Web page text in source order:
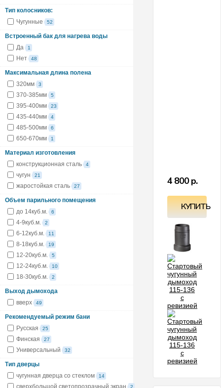
Тип колосников:
Чугунные
52
Встроенный бак для нагрева воды
Да
1
Нет 48
Максимальная длина полена
320мм
3
370-385мм 5
395-400мм 23
435-440мм 4
485-500мм 6
650-670мм 1
Материал изготовления
конструкционная сталь
4
чугун 21
жаростойкая сталь 27
Объем парильного помещения
до 14куб.м.
6
4-9куб.м. 2
6-12куб.м. 11
8-18куб.м. 19
12-20куб.м. 5
12-24куб.м. 10
18-30куб.м. 2
Выход дымохода
вверх
49
Рекомендуемый режим бани
Русская
25
Финская 27
Универсальный 32
Тип дверцы
чугунная дверца со стеклом
14
сверхбольшой светопрозрачный экран 2
4 800 р.
КУПИТЬ